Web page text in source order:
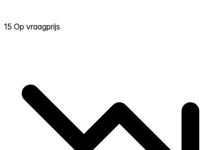
15 Op vraagprijs